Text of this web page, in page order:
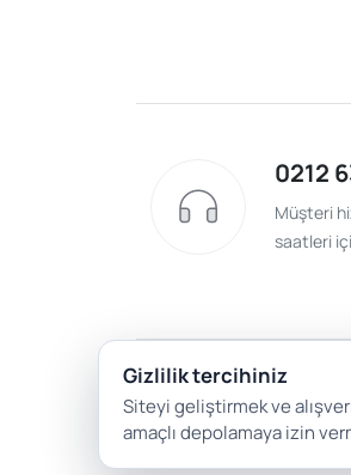
0212
Müşteri
saatleri
Gizlilik tercihiniz
Siteyi geliştirmek ve
amaçlı depolamaya izin